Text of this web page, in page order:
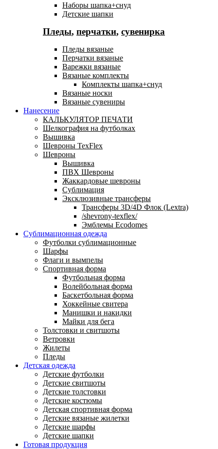
Наборы шапка+снуд
Детские шапки
Пледы, перчатки, сувенирка
Пледы вязаные
Перчатки вязаные
Варежки вязаные
Вязаные комплекты
Комплекты шапка+снуд
Вязаные носки
Вязаные сувениры
Нанесение
КАЛЬКУЛЯТОР ПЕЧАТИ
Шелкография на футболках
Вышивка
Шевроны TexFlex
Шевроны
Вышивка
ПВХ Шевроны
Жаккардовые шевроны
Сублимация
Эксклюзивные трансферы
Трансферы 3D/4D Флок (Lextra)
/shevrony-texflex/
Эмблемы Ecodomes
Сублимационная одежда
Футболки сублимационные
Шарфы
Флаги и вымпелы
Спортивная форма
Футбольная форма
Волейбольная форма
Баскетбольная форма
Хоккейные свитера
Манишки и накидки
Майки для бега
Толстовки и свитшоты
Ветровки
Жилеты
Пледы
Детская одежда
Детские футболки
Детские свитшоты
Детские толстовки
Детские костюмы
Детская спортивная форма
Детские вязаные жилетки
Детские шарфы
Детские шапки
Готовая продукция